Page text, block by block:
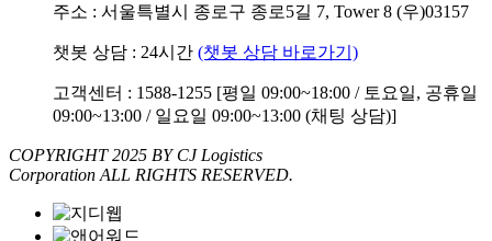
주소 : 서울특별시 종로구 종로5길 7, Tower 8 (우)03157
챗봇 상담 : 24시간 (챗봇 상담 바로가기)
고객센터 : 1588-1255 [평일 09:00~18:00 / 토요일, 공휴일
09:00~13:00 / 일요일 09:00~13:00 (채팅 상담)]
COPYRIGHT 2025 BY CJ Logistics
Corporation ALL RIGHTS RESERVED.